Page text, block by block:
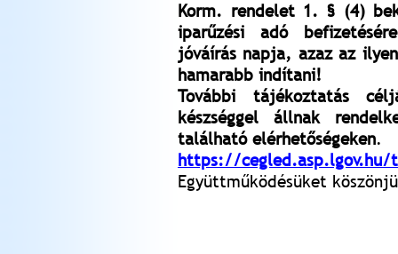
Korm. rendelet 1. § (4)
iparűzési adó
jóváírás napja, azaz az
hamarabb indítani!
További tájékoztatás
készséggel állnak
található elérhetőségeken.
https://cegled.asp.lgov.hu/
Együttműködésüket